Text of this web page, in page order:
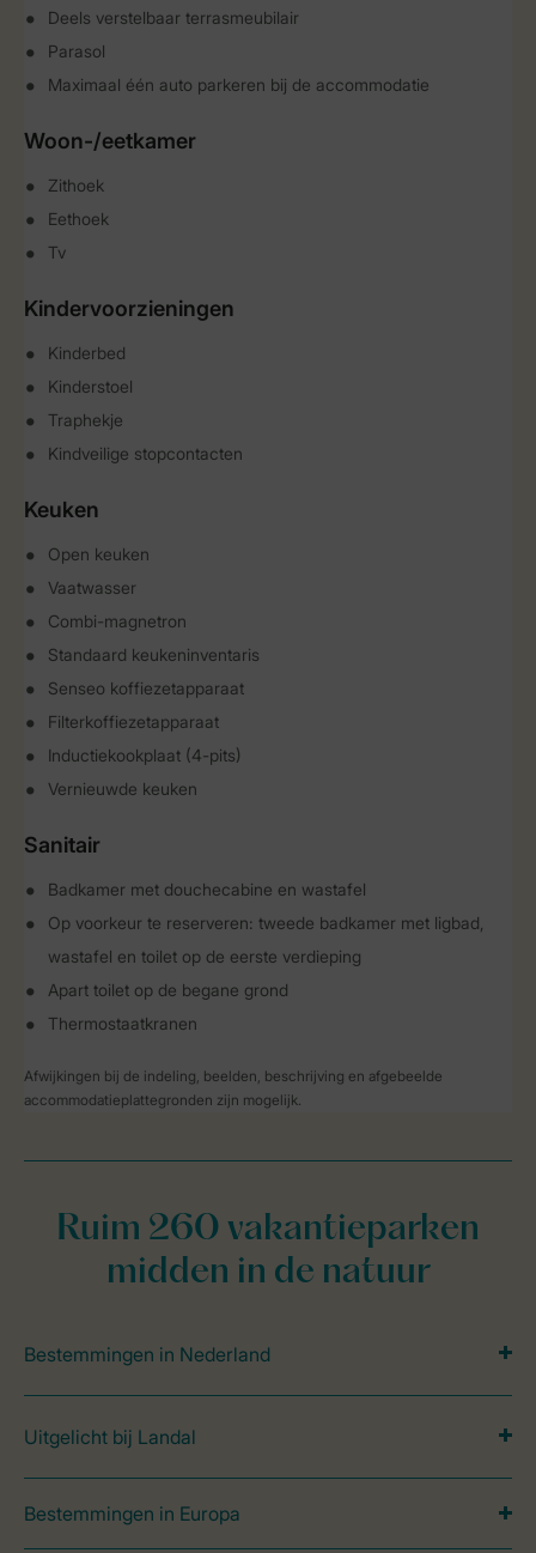
Deels verstelbaar terrasmeubilair
Parasol
Maximaal één auto parkeren bij de accommodatie
Woon-/eetkamer
Zithoek
Eethoek
Tv
Kindervoorzieningen
Kinderbed
Kinderstoel
Traphekje
Kindveilige stopcontacten
Keuken
Open keuken
Vaatwasser
Combi-magnetron
Standaard keukeninventaris
Senseo koffiezetapparaat
Filterkoffiezetapparaat
Inductiekookplaat (4-pits)
Vernieuwde keuken
Sanitair
Badkamer met douchecabine en wastafel
Op voorkeur te reserveren: tweede badkamer met ligbad,
wastafel en toilet op de eerste verdieping
Apart toilet op de begane grond
Thermostaatkranen
Afwijkingen bij de indeling, beelden, beschrijving en afgebeelde
accommodatieplattegronden zijn mogelijk.
Ruim 260 vakantieparken
midden in de natuur
Bestemmingen in Nederland
Uitgelicht bij Landal
Bestemmingen in Europa